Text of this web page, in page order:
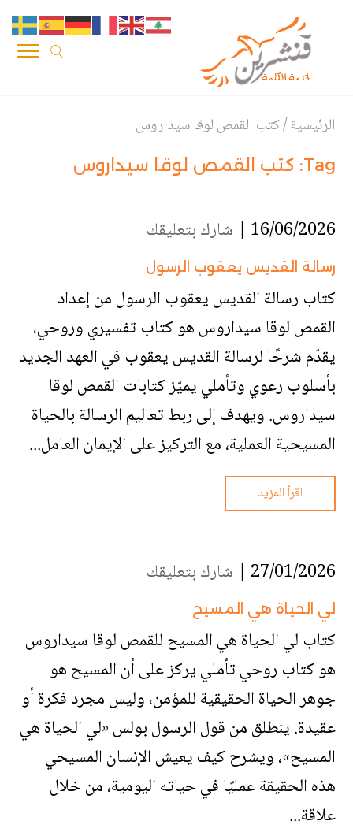
الرئيسية/كتب القمص لوقا سيداروس
Tag: كتب القمص لوقا سيداروس
16/06/2026 | شارك بتعليقك
رسالة القديس يعقوب الرسول
كتاب رسالة القديس يعقوب الرسول من إعداد
القمص لوقا سيداروس هو كتاب تفسيري وروحي،
يقدّم شرحًا لرسالة القديس يعقوب في العهد الجديد
بأسلوب رعوي وتأملي يميّز كتابات القمص لوقا
سيداروس. ويهدف إلى ربط تعاليم الرسالة بالحياة
المسيحية العملية، مع التركيز على الإيمان العامل...
اقرأ المزيد
27/01/2026 | شارك بتعليقك
لي الحياة هي المسيح
كتاب لي الحياة هي المسيح للقمص لوقا سيداروس
هو كتاب روحي تأملي يركز على أن المسيح هو
جوهر الحياة الحقيقية للمؤمن، وليس مجرد فكرة أو
عقيدة. ينطلق من قول الرسول بولس «لي الحياة هي
المسيح»، ويشرح كيف يعيش الإنسان المسيحي
هذه الحقيقة عمليًا في حياته اليومية، من خلال
علاقة...